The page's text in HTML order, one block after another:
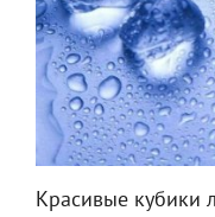
Красивые кубики